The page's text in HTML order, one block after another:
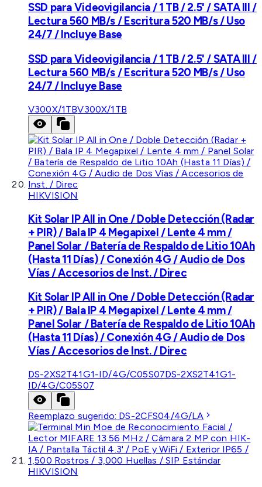
SSD para Videovigilancia / 1 TB / 2.5' / SATA III /
Lectura 560 MB/s / Escritura 520 MB/s / Uso
24/7 / Incluye Base
SSD para Videovigilancia / 1 TB / 2.5' / SATA III /
Lectura 560 MB/s / Escritura 520 MB/s / Uso
24/7 / Incluye Base
V300X/1TBV300X/1TB
HIKVISION
Kit Solar IP All in One / Doble Detección (Radar
+ PIR) / Bala IP 4 Megapixel / Lente 4 mm /
Panel Solar / Batería de Respaldo de Litio 10Ah
(Hasta 11 Días) / Conexión 4G / Audio de Dos
Vías / Accesorios de Inst. / Direc
Kit Solar IP All in One / Doble Detección (Radar
+ PIR) / Bala IP 4 Megapixel / Lente 4 mm /
Panel Solar / Batería de Respaldo de Litio 10Ah
(Hasta 11 Días) / Conexión 4G / Audio de Dos
Vías / Accesorios de Inst. / Direc
DS-2XS2T41G1-ID/4G/C05S07DS-2XS2T41G1-
ID/4G/C05S07
Reemplazo sugerido: DS-2CFS04/4G/LA
HIKVISION